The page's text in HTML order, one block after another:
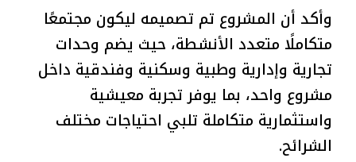
وأكد أن المشروع تم تصميمه ليكون مجتمعًا
متكاملًا متعدد الأنشطة، حيث يضم وحدات
تجارية وإدارية وطبية وسكنية وفندقية داخل
مشروع واحد، بما يوفر تجربة معيشية
واستثمارية متكاملة تلبي احتياجات مختلف
الشرائح.